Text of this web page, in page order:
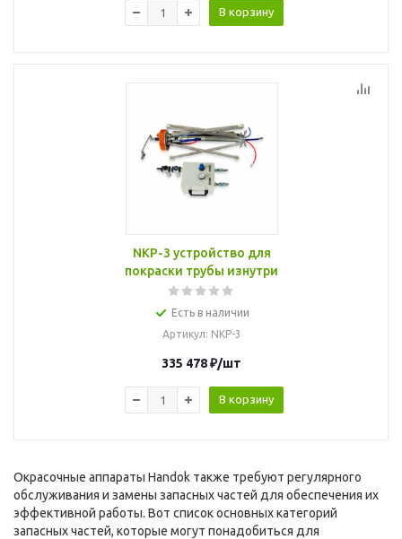
В корзину
NKP-3 устройство для
покраски трубы изнутри
Есть в наличии
Артикул: NKP-3
335 478₽/шт
В корзину
Окрасочные аппараты Handok также требуют регулярного
обслуживания и замены запасных частей для обеспечения их
эффективной работы. Вот список основных категорий
запасных частей, которые могут понадобиться для